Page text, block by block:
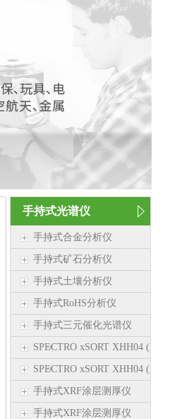
手持式光谱仪
手持式合金分析仪
手持式矿石分析仪
手持式土壤分析仪
手持式RoHS分析仪
手持式三元催化光谱仪
SPECTRO xSORT XHH04 (新品）
SPECTRO xSORT XHH04 (新品）
手持式XRF涂层测厚仪
手持式XRF涂层测厚仪